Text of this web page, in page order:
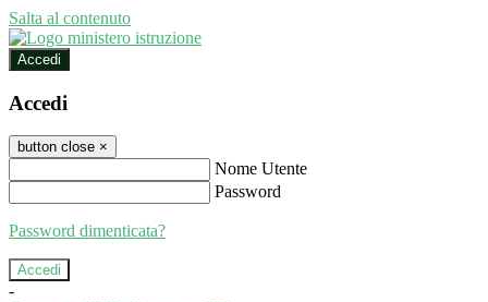
Salta al contenuto
Accedi
Accedi
button close ×
Nome Utente
Password
Password dimenticata?
-